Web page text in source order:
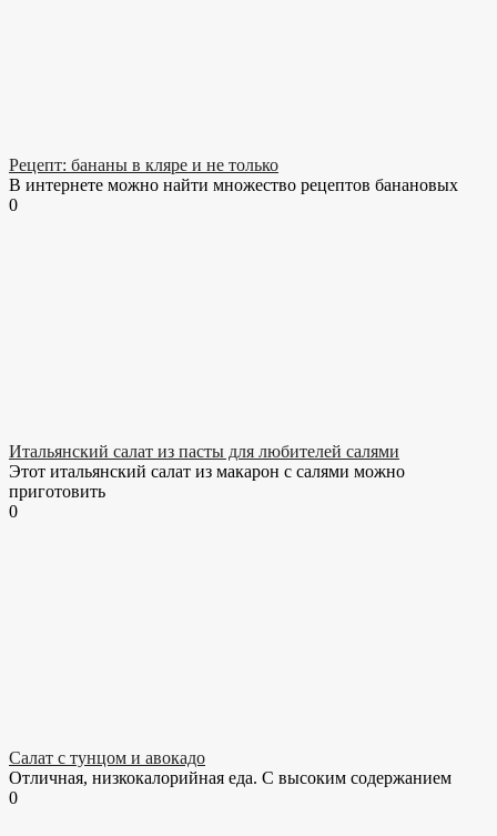
Рецепт: бананы в кляре и не только
В интернете можно найти множество рецептов банановых
0
Итальянский салат из пасты для любителей салями
Этот итальянский салат из макарон с салями можно
приготовить
0
Салат с тунцом и авокадо
Отличная, низкокалорийная еда. С высоким содержанием
0